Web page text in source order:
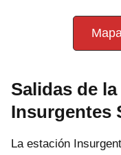
Salidas de
Insurgentes
La estación